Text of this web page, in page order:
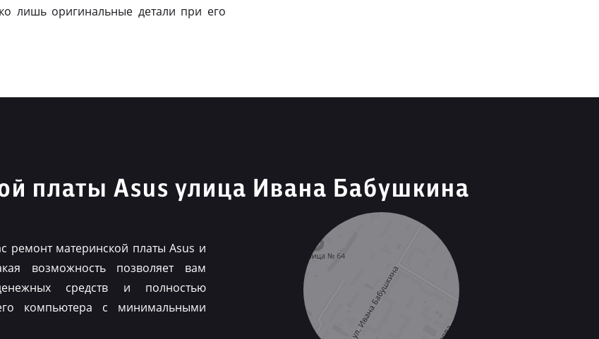
лишь оригинальные детали при его
платы Asus улица Ивана Бабушкина
ремонт материнской платы Asus и
возможность позволяет вам
средств и полностью
компьютера с минимальными